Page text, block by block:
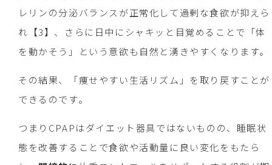
レリンの分泌バランスが正常化して過剰な食欲が抑えら
れ【3】、さらに日中にシャキッと目覚めることで「体
を動かそう」という意欲も自然と湧きやすくなります。
その結果、「痩せやすい生活リズム」を取り戻すことが
できるのです。
つまりCPAPはダイエット器具ではないものの、睡眠状
態を改善することで食欲や活動量に良い変化をもたら